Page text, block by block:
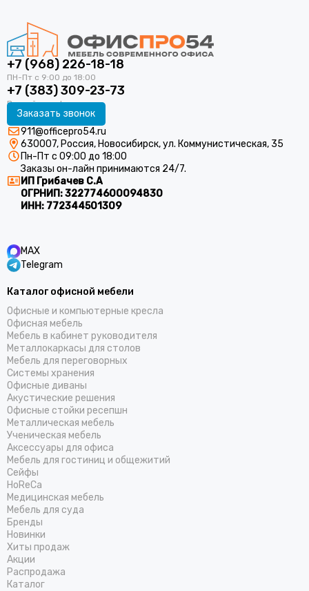
+7 (968) 226-18-18
+7 (383) 309-23-73
Заказать звонок
911@officepro54.ru
630007, Россия, Новосибирск, ул. Коммунистическая, 35
Пн-Пт с 09:00 до 18:00
Заказы он-лайн принимаются 24/7.
ИП Грибачев С.А
ОГРНИП:322774600094830
ИНН: 772344501309
MAX
Telegram
Каталог офисной мебели
Офисные и компьютерные кресла
Офисная мебель
Мебель в кабинет руководителя
Металлокаркасы для столов
Мебель для переговорных
Системы хранения
Офисные диваны
Акустические решения
Офисные стойки ресепшн
Металлическая мебель
Ученическая мебель
Аксессуары для офиса
Мебель для гостиниц и общежитий
Cейфы
HoReCa
Медицинская мебель
Мебель для суда
Бренды
Новинки
Хиты продаж
Акции
Распродажа
Каталог